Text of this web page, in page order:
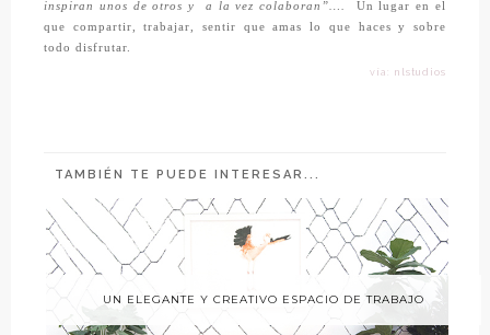
inspiran unos de otros y
a la vez colaboran”….
Un lugar en el
que compartir, trabajar, sentir que amas lo que haces y sobre
todo disfrutar.
vía: nlstudios
TAMBIÉN TE PUEDE INTERESAR...
UN ELEGANTE Y CREATIVO ESPACIO DE TRABAJO